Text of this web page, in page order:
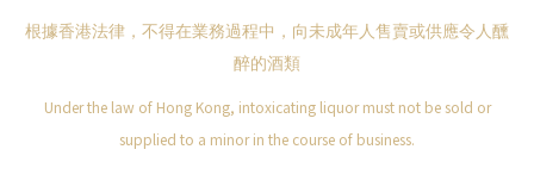
根據香港法律，不得在業務過程中，向未成年人售賣或供應令人醺
醉的酒類
Under the law of Hong Kong, intoxicating liquor must not be sold or
supplied to a minor in the course of business.